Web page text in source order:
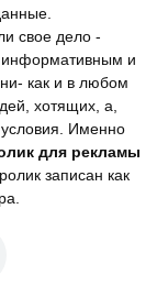
свое дело -
информативным и
как и в любом
хотящих, а,
Именно
для рекламы
записан как